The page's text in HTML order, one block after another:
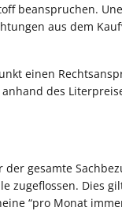
beanspruchen.
aus dem
einen
des
gesamte
zugeflossen. Dies
“pro Monat